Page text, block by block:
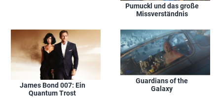
Pumuckl und das große
Missverständnis
James Bond 007: Ein
Quantum Trost
Guardians of the
Galaxy